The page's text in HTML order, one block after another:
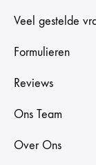
Veel gestelde
Formulieren
Reviews
Ons Team
Over Ons